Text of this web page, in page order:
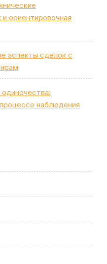
ориентировочная
аспекты сделок с
наблюдения